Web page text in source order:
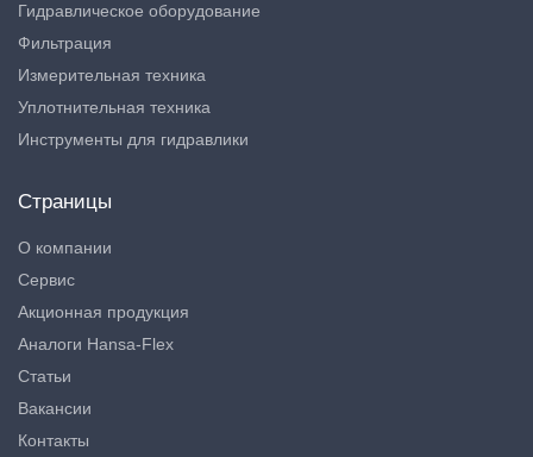
Гидравлическое оборудование
Фильтрация
Измерительная техника
Уплотнительная техника
Инструменты для гидравлики
Страницы
О компании
Сервис
Акционная продукция
Аналоги Hansa-Flex
Статьи
Вакансии
Контакты